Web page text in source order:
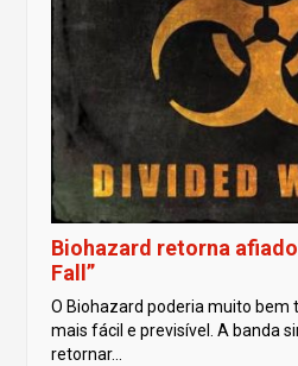
Biohazard retorna
Fall”
O Biohazard poderia muito bem
mais fácil e previsível. A banda
retornar...